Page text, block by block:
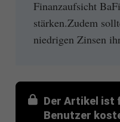
Finanzaufsicht
stärken.Zudem
niedrigen Zinsen
Der Artikel
Benutzer